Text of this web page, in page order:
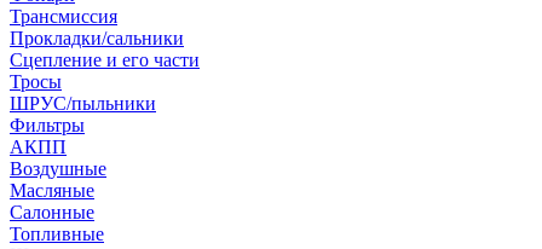
Трансмиссия
Прокладки/сальники
Сцепление и его части
Тросы
ШРУС/пыльники
Фильтры
АКПП
Воздушные
Масляные
Салонные
Топливные